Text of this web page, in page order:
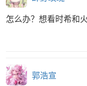
怎么办？想看时希和
郭浩宣